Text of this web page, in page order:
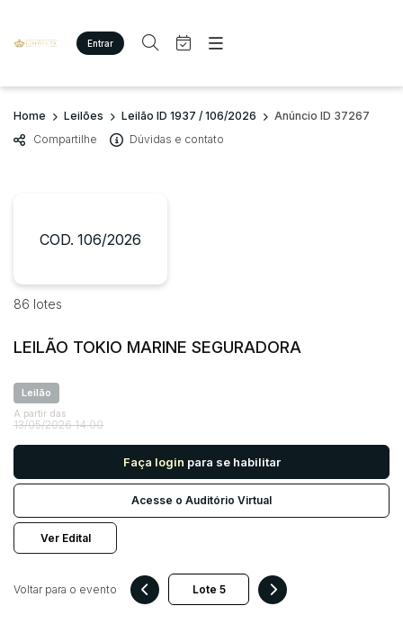
Entrar
Criar conta Entrar
Site
Agenda
Quem Somos
Imóveis
Veículos
Carros
Utilitário
Busca por palavra-chave
Bairro
Judiciais Extrajudiciais
R$
Quem Somos
Home Leilões Leilão ID 1937 / 106/2026
Anúncio ID 37267
Compartilhe
Dúvidas e contato
COD. 106/2026
86 lotes
LEILÃO TOKIO MARINE SEGURADORA
Leilão
A partir das
13/05/2026 14:00
Faça login para se habilitar
Acesse o Auditório Virtual
Ver Edital
Voltar para o evento